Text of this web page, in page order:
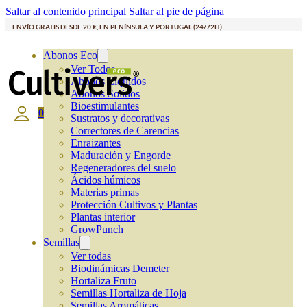
Saltar al contenido principal Saltar al pie de página
ENVÍO GRATIS DESDE 20 €, EN PENÍNSULA Y PORTUGAL (24/72H)
Abonos Eco
Ver Todos
Abonos Líquidos
Abonos Solidos
Bioestimulantes
Sustratos y decorativas
Correctores de Carencias
Enraizantes
Maduración y Engorde
Regeneradores del suelo
Ácidos húmicos
Materias primas
Protección Cultivos y Plantas
Plantas interior
GrowPunch
Semillas
Ver todas
Biodinámicas Demeter
Hortaliza Fruto
Semillas Hortaliza de Hoja
0